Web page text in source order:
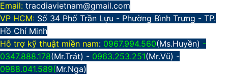
Email: tracdiavietnam@gmail.com
VP HCM: Số 34 Phố Trần Lựu - Phường Bình Trưng - TP.
Hồ Chí Minh
Hỗ trợ kỹ thuật miền nam: 0967.994.560(Ms.Huyền) -
0347.888.178(Mr.Trát) - 0963.253.251(Mr.Vũ) -
0988.041.589(Mr.Nga)